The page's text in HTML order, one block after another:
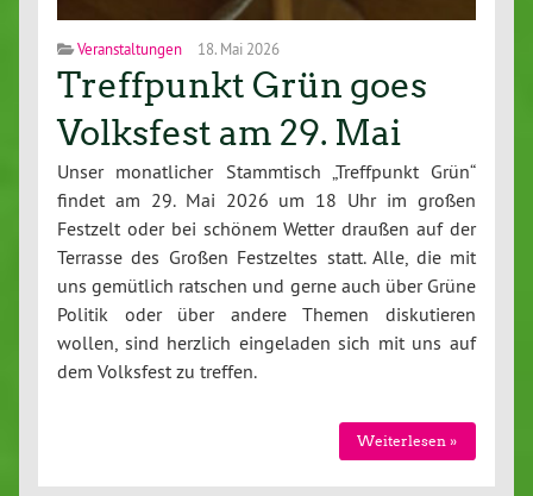
Veranstaltungen 18. Mai 2026
Treffpunkt Grün goes
Volksfest am 29. Mai
Unser monatlicher Stammtisch „Treffpunkt Grün“
findet am 29. Mai 2026 um 18 Uhr im großen
Festzelt oder bei schönem Wetter draußen auf der
Terrasse des Großen Festzeltes statt. Alle, die mit
uns gemütlich ratschen und gerne auch über Grüne
Politik oder über andere Themen diskutieren
wollen, sind herzlich eingeladen sich mit uns auf
dem Volksfest zu treffen.
Weiterlesen »